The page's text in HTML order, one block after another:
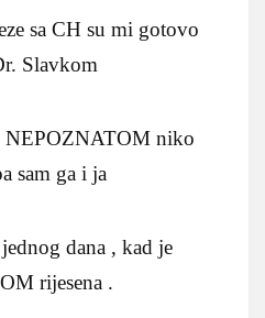
sa CH su mi gotovo
Slavkom
NEPOZNATOM niko
sam ga i ja
dana , kad je
rijesena .